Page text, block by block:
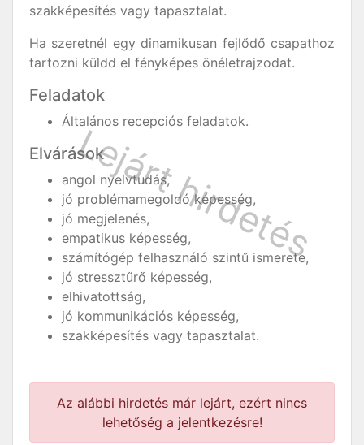
szakképesítés vagy tapasztalat.
Ha szeretnél egy dinamikusan fejlődő csapathoz
tartozni küldd el fényképes önéletrajzodat.
Feladatok
Általános recepciós feladatok.
Elvárások
angol nyelvtudás,
jó problémamegoldó képesség,
jó megjelenés,
empatikus képesség,
számítógép felhasználó szintű ismerete,
jó stressztűrő képesség,
elhivatottság,
jó kommunikációs képesség,
szakképesítés vagy tapasztalat.
Az alábbi hirdetés már lejárt, ezért nincs
lehetőség a jelentkezésre!